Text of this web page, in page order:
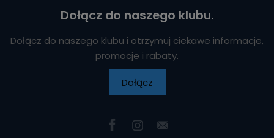
Dołącz do naszego klubu.
Dołącz do naszego klubu i otrzymuj ciekawe informacje,
promocje i rabaty.
Dołącz